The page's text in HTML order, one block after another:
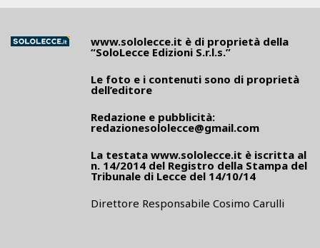
www.sololecce.it è di proprietà della
“SoloLecce Edizioni S.r.l.s.”
Le foto e i contenuti sono di proprietà
dell’editore
Redazione e pubblicità:
redazionesololecce@gmail.com
La testata www.sololecce.it è iscritta al
n. 14/2014 del Registro della Stampa del
Tribunale di Lecce del 14/10/14
Direttore Responsabile Cosimo Carulli